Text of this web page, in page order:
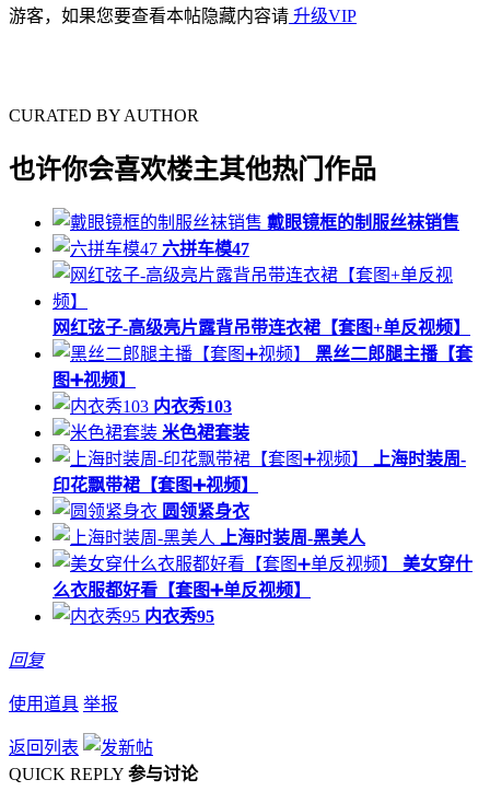
游客，如果您要查看本帖隐藏内容请 升级VIP
CURATED BY AUTHOR
也许你会喜欢楼主其他热门作品
戴眼镜框的制服丝袜销售
六拼车模47
网红弦子-高级亮片露背吊带连衣裙【套图+单反视频】
黑丝二郎腿主播【套
图➕视频】
内衣秀103
米色裙套装
上海时装周-
印花飘带裙【套图➕视频】
圆领紧身衣
上海时装周-黑美人
美女穿什
么衣服都好看【套图➕单反视频】
内衣秀95
回复
使用道具 举报
返回列表
QUICK REPLY 参与讨论